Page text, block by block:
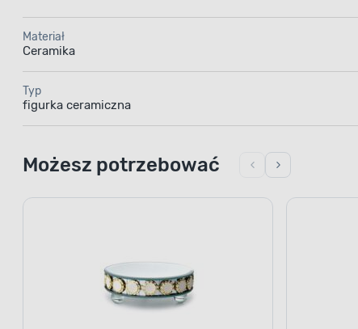
Materiał
Ceramika
Typ
figurka ceramiczna
Możesz potrzebować